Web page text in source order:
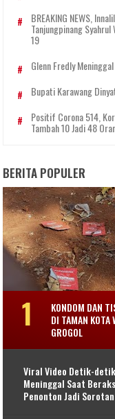
BREAKING NEWS,
Tanjungpinang
19
Glenn Fredly
Bupati Karawang
Positif Corona 514,
Tambah 10 Jadi 48
BERITA POPULER
KONDOM DAN
DI TAMAN KOTA
GROGOL
Viral Video Detik-
Meninggal Saat
Penonton Jadi Sorotan